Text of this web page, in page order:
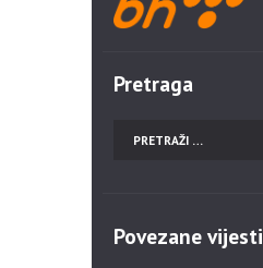
Pretraga
Povezane vijesti